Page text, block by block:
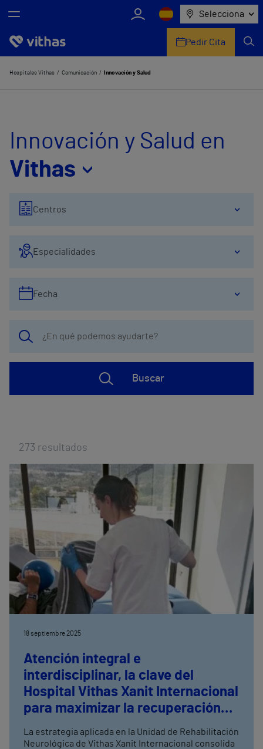
Selecciona
Nosotros
Comunicación
Pedir Cita
Hospitales Vithas Comunicación Innovación y Salud
Innovación y Salud en
Vithas
Centros
Especialidades
Fecha
Buscar
273 resultados
18 septiembre 2025
Atención integral e
interdisciplinar, la clave del
Hospital Vithas Xanit Internacional
para maximizar la recuperación
del daño cerebral y las lesiones
medulares
La estrategia aplicada en la Unidad de Rehabilitación
Neurológica de Vithas Xanit Internacional consolida